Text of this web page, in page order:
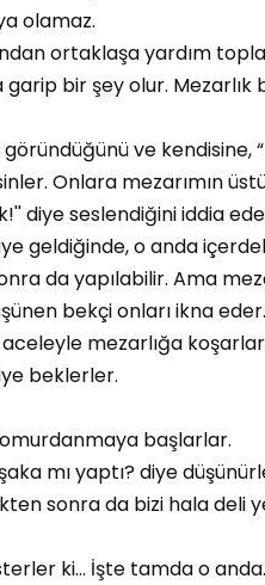
olamaz.
ortaklaşa yardım
bir şey olur.
ve kendisine,
Onlara mezarımın
diye seslendiğini iddia
geldiğinde, o anda
da yapılabilir. Ama
bekçi onları ikna eder.
mezarlığa
beklerler.
başlarlar.
mı yaptı? diye
sonra da bizi hala deli
ki… İşte tamda o